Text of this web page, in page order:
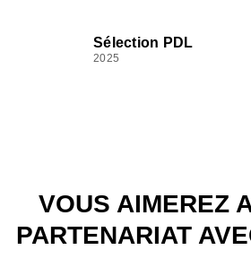
Sélection PDL
2025
VOUS AIMEREZ
PARTENARIAT